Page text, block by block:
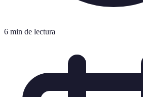
6 min de lectura